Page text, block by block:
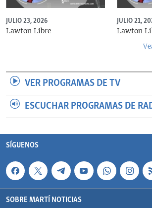
JULIO 23, 2026
Lawton Libre
JULIO 21,
Lawton
VER PROGRAMAS DE TV
ESCUCHAR PROGRAMAS DE
SÍGUENOS
SOBRE MARTÍ NOTICIAS